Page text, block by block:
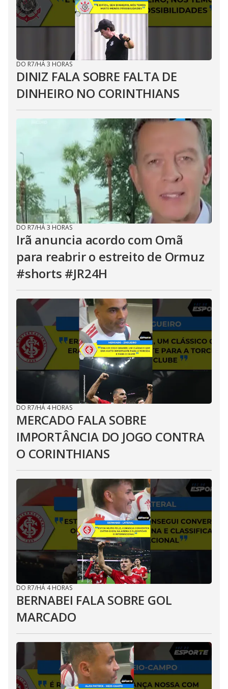
DO R7/HÁ 3 HORAS
DINIZ FALA SOBRE FALTA DE
DINHEIRO NO CORINTHIANS
DO R7/HÁ 3 HORAS
Irã anuncia acordo com Omã
para reabrir o estreito de Ormuz
#shorts #JR24H
DO R7/HÁ 4 HORAS
MERCADO FALA SOBRE
IMPORTÂNCIA DO JOGO CONTRA
O CORINTHIANS
DO R7/HÁ 4 HORAS
BERNABEI FALA SOBRE GOL
MARCADO